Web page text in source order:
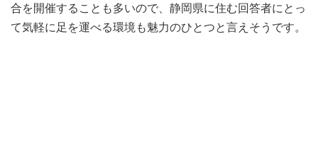
合を開催することも多いので、静岡県に住む回答者にとっ
て気軽に足を運べる環境も魅力のひとつと言えそうです。